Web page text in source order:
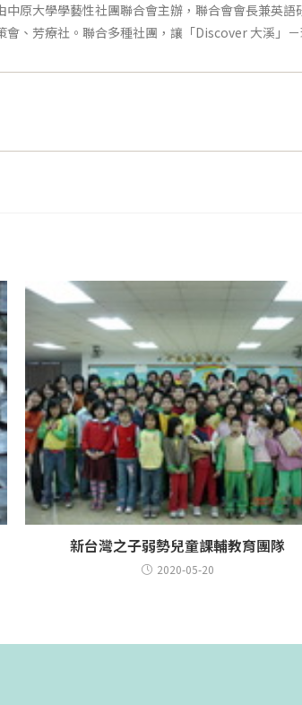
中原大學學藝性社團聯合會主辦，聯合會會長兼英
會、芳療社。聯合多種社團，讓「Discover 大溪」
新台灣之子弱勢兒童課輔教育團隊
2020-05-20